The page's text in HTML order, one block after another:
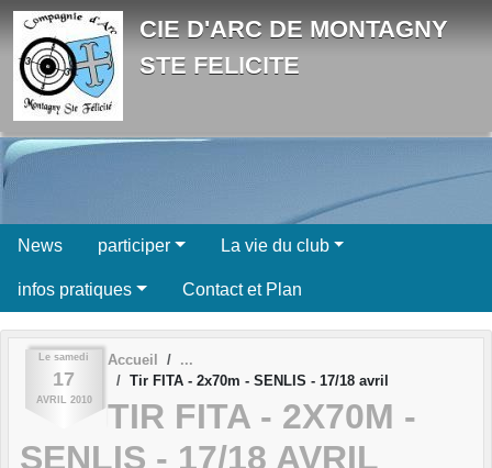
CIE D'ARC DE MONTAGNY
STE FELICITE
News participer La vie du club
infos pratiques Contact et Plan
Le samedi
17
AVRIL 2010
Accueil
Tir FITA - 2x70m - SENLIS - 17/18 avril
TIR FITA - 2X70M -
SENLIS - 17/18 AVRIL
Panneau de gestion des cookies